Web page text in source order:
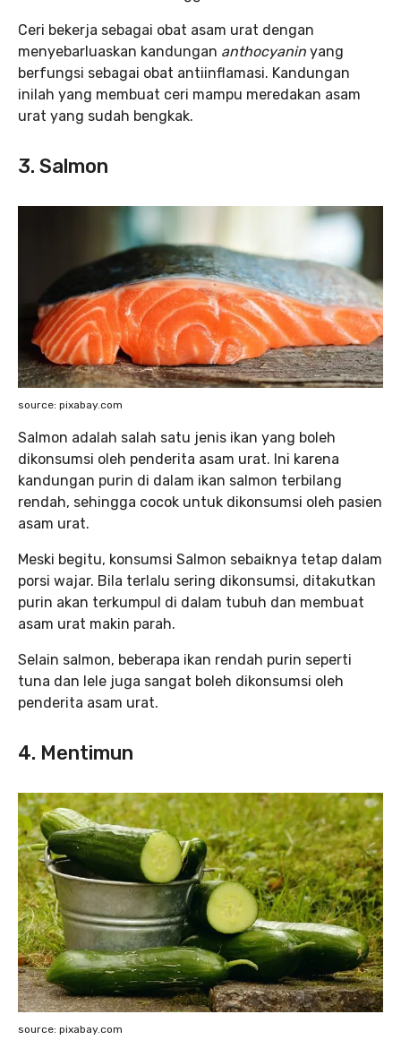
Ceri bekerja sebagai obat asam urat dengan
menyebarluaskan kandungan anthocyanin yang
berfungsi sebagai obat antiinflamasi. Kandungan
inilah yang membuat ceri mampu meredakan asam
urat yang sudah bengkak.
3. Salmon
source: pixabay.com
Salmon adalah salah satu jenis ikan yang boleh
dikonsumsi oleh penderita asam urat. Ini karena
kandungan purin di dalam ikan salmon terbilang
rendah, sehingga cocok untuk dikonsumsi oleh pasien
asam urat.
Meski begitu, konsumsi Salmon sebaiknya tetap dalam
porsi wajar. Bila terlalu sering dikonsumsi, ditakutkan
purin akan terkumpul di dalam tubuh dan membuat
asam urat makin parah.
Selain salmon, beberapa ikan rendah purin seperti
tuna dan lele juga sangat boleh dikonsumsi oleh
penderita asam urat.
4. Mentimun
source: pixabay.com